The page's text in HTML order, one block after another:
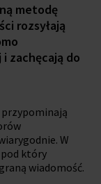
metodę
rozsyłają
zachęcają do
przypominają
W
który
wiadomość.